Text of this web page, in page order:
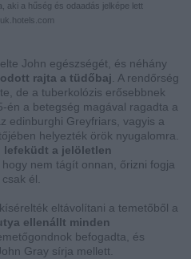
aki a hűség és odaadás jelképe lett
John egészségét, és néhány
rajta a tüdőbaj. A rendőrség
de a tuberkolózis erősebbnek
én a betegség magával ragadta a
edinburghi Greyfriars, vagyis a
helyezték örök nyugalomra.
lefeküdt a jelöletlen
nem tágít onnan, őrizni fogja
él.
eltávolítani a temetőből a
ellenállt minden
befogadta, és
Gray sírja mellett.